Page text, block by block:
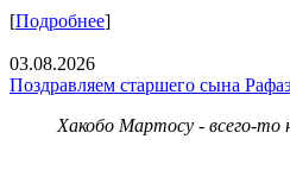
[Подробнее]
03.08.2026
Поздравляем старшего сына
Хакобо Мартосу - всего-то